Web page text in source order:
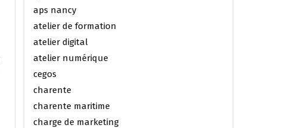
aps nancy
atelier de formation
atelier digital
atelier numérique
cegos
charente
charente maritime
charge de marketing